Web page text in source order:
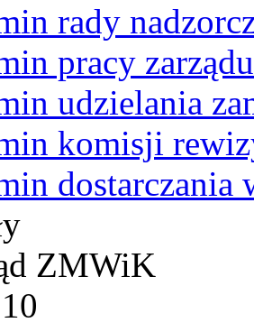
rady
pracy zarządu
udzielania
komisji
ZMWiK